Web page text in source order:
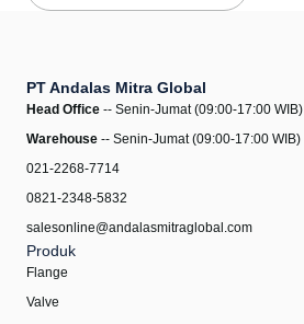
PT Andalas Mitra Global
Head Office -- Senin-Jumat (09:00-17:00 WIB)
Warehouse -- Senin-Jumat (09:00-17:00 WIB)
021-2268-7714
0821-2348-5832
salesonline@andalasmitraglobal.com
Produk
Flange
Valve